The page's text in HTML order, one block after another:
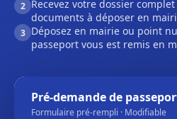
2 Recevez votre dossier
documents à déposer en
3 Déposez en mairie ou point
passeport vous est remis en
Pré-demande de
Formulaire pré-rempli · Modifiable